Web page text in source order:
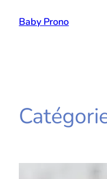
Baby Prono